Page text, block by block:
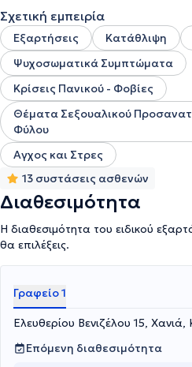
ημερίδες σε πανελλαδικό και
παράλληλα συμμετείχε
(Checkpoint, Ψυχιατρική Κλινική
Κυττάρου Χαλέπας, Greenwave κλπ). Έχει εργαστεί σε
και ιδιωτικούς φορείς και πλέον
στα Χανιά πραγματοποιώντας δια
συνεδρίες σε ενήλικες και εφήβους/ες. Μέσα στις
αξιοποιεί ένα ολιστικό μοντέλο
ιδιαίτερες ανάγκες του κάθε
σεβασμό στις επιθυμίες του εκάστοτε ατόμου.
συντονίζει βιωματικά εργαστήρια
θέματα που τις απασχολούν σε
επαγγελματίες.
Σχετική εμπειρία
Εξαρτήσεις Κατάθλιψη
Ψυχοσωματικά Συμπτώματα
Κρίσεις Πανικού - Φοβίες
Θέματα Σεξουαλικού
Φύλου
Αγχος και Στρες
13 συστάσεις ασθενών
Διαθεσιμότητα
Η διαθεσιμότητα του ειδικού
θα επιλέξεις.
Γραφείο 1
Ελευθερίου Βενιζέλου 15, Χανιά,
Επόμενη διαθεσιμότητα